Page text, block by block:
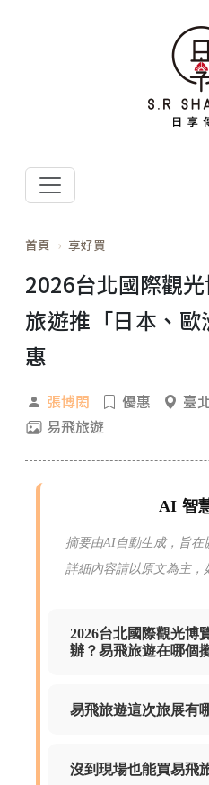
首頁 享好買
2026台北國際觀
旅遊推「日本、
惠
張博閎 優惠 臺
易飛旅遊
AI 智
摘要由AI自動生成，旨在
詳細內容請以原文為主，
2026台北國際觀光博
辦？易飛旅遊在哪個
易飛旅遊這次旅展有
沒到現場也能買易飛